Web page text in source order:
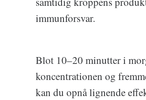
immunforsvar.
Blot 10–20 minutter i
koncentrationen og
kan du opnå lignende